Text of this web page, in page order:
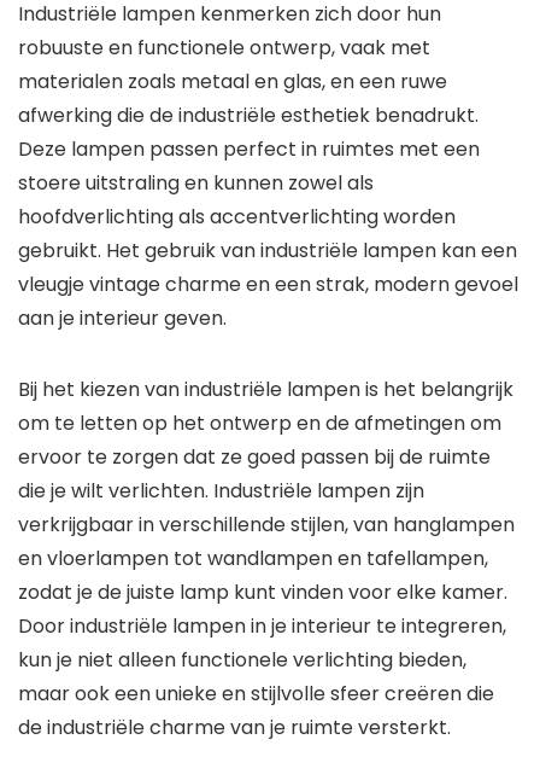
Industriële lampen kenmerken zich door hun
robuuste en functionele ontwerp, vaak met
materialen zoals metaal en glas, en een ruwe
afwerking die de industriële esthetiek benadrukt.
Deze lampen passen perfect in ruimtes met een
stoere uitstraling en kunnen zowel als
hoofdverlichting als accentverlichting worden
gebruikt. Het gebruik van industriële lampen kan een
vleugje vintage charme en een strak, modern gevoel
aan je interieur geven.
Bij het kiezen van industriële lampen is het belangrijk
om te letten op het ontwerp en de afmetingen om
ervoor te zorgen dat ze goed passen bij de ruimte
die je wilt verlichten. Industriële lampen zijn
verkrijgbaar in verschillende stijlen, van hanglampen
en vloerlampen tot wandlampen en tafellampen,
zodat je de juiste lamp kunt vinden voor elke kamer.
Door industriële lampen in je interieur te integreren,
kun je niet alleen functionele verlichting bieden,
maar ook een unieke en stijlvolle sfeer creëren die
de industriële charme van je ruimte versterkt.